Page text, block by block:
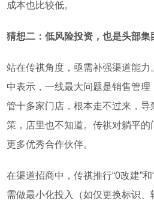
成本也比较低。
猜想二：低风险投资，也是头部集
站在传祺角度，亟需补强渠道能力
中表示，一线最大问题是销售管
管十多家门店，根本走不过来，
策，店里也不知道。传祺对躺平
更多优秀合作伙伴。
在渠道招商中，传祺推行“0改建”和
需做最小化投入（如仅更换标识